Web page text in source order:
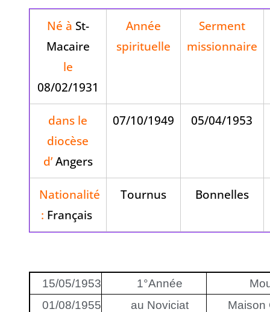
Né à St-
Macaire
le
08/02/1931
Année
spirituelle
Serment
missionnaire
dans le
diocèse
d’Angers
07/10/1949 05/04/1953
Nationalité
: Français
Tournus Bonnelles
15/05/1953 1°Année
01/08/1955
au Noviciat Maison